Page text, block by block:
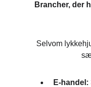
Brancher, der
Selvom
E-handel: